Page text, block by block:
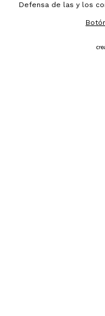
Defensa de las y los